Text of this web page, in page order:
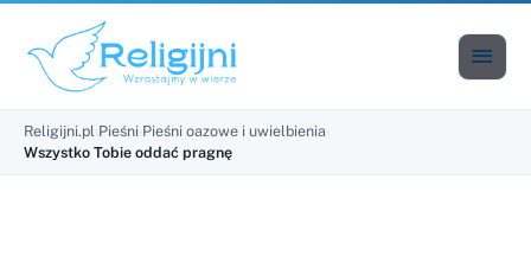

Religijni.pl›Pieśni›Pieśni oazowe i uwielbienia›
Wszystko Tobie oddać pragnę